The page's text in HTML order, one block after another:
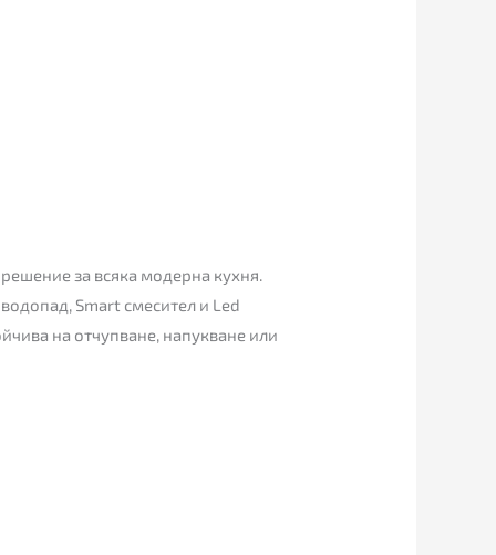
за всяка модерна кухня.
Smart смесител и Lеd
на отчупване, напукване или